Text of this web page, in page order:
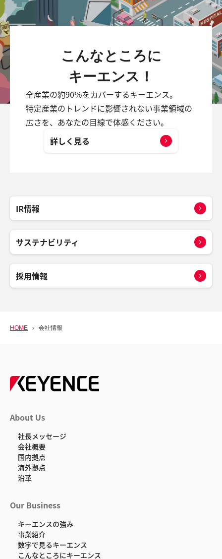
こんなところに
キーエンス！
全産業の約90％をカバーするキーエンス。
特定産業のトレンドに影響されない事業領域の
広さを、あなたの目線で体感ください。
詳しく見る
IR情報
サステナビリティ
採用情報
HOME 会社情報
About Us
社長メッセージ
会社概要
国内拠点
海外拠点
沿革
Our Business
キーエンスの強み
事業紹介
数字で見るキーエンス
こんなところにキーエンス